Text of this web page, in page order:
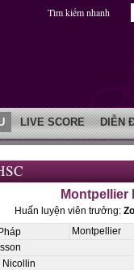
Tìm kiếm nhanh
LIVE SCORE DIỄN
Montpellier
Huấn luyện viên trưởng:
Montpellier
Nicollin